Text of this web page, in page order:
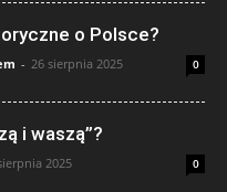
o Polsce?
- 26 sierpnia 2025 0
i waszą”?
2025 0